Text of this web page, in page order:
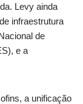
Levy ainda
infraestrutura
de
e a
a unificação